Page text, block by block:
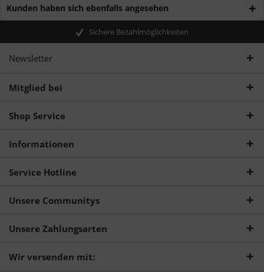
Kunden haben sich ebenfalls angesehen
Sichere Bezahlmöglichkeiten
Newsletter
Mitglied bei
Shop Service
Informationen
Service Hotline
Unsere Communitys
Unsere Zahlungsarten
Wir versenden mit: